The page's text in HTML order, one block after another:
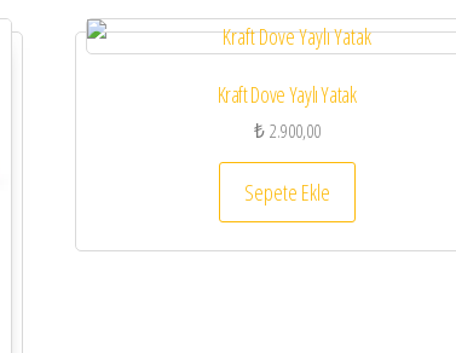
Kraft Dove Yaylı Yatak
₺2.900,00
Sepete Ekle